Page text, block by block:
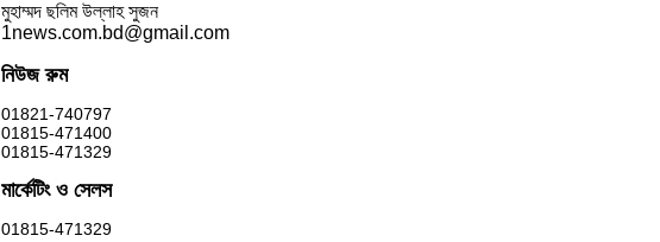
মুহাম্মদ ছলিম উল্লাহ সুজন
1news.com.bd@gmail.com
নিউজ রুম
01821-740797
01815-471400
01815-471329
মার্কেটিং ও সেলস
01815-471329